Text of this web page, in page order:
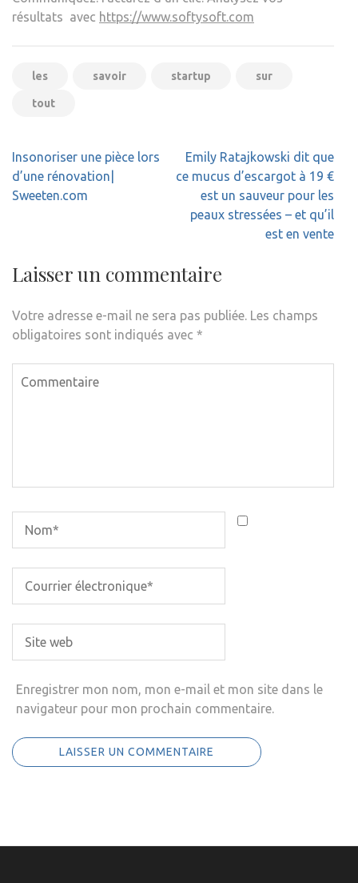
résultats avec https://www.softysoft.com
les savoir startup sur
tout
Navigation
de
l’article
Insonoriser une pièce lors
d’une rénovation|
Sweeten.com
Emily Ratajkowski dit que
ce mucus d’escargot à 19 €
est un sauveur pour les
peaux stressées – et qu’il
est en vente
Laisser un commentaire
Votre adresse e-mail ne sera pas publiée. Les champs
obligatoires sont indiqués avec *
Enregistrer mon nom, mon e-mail et mon site dans le
navigateur pour mon prochain commentaire.